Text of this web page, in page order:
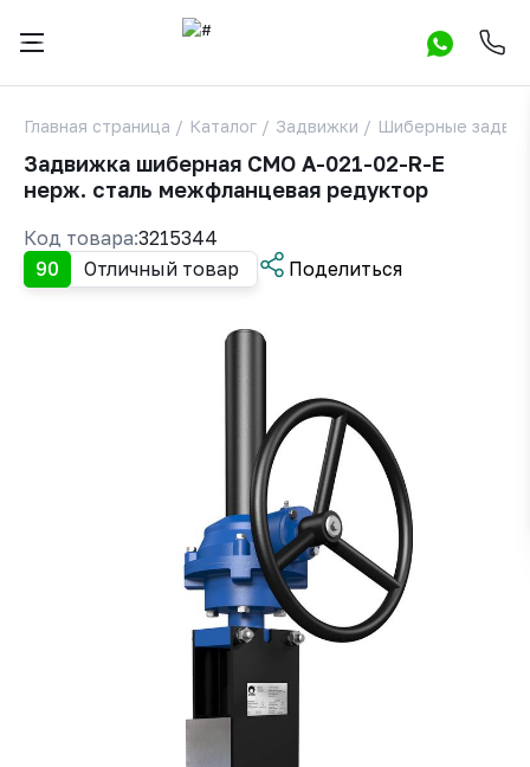
Главная страница / Каталог / Задвижки / Шиберные
Задвижка шиберная СМО A-021-02-R-E
нерж. сталь межфланцевая редуктор
90 Отличный товар Поделиться
Код товара:3215344